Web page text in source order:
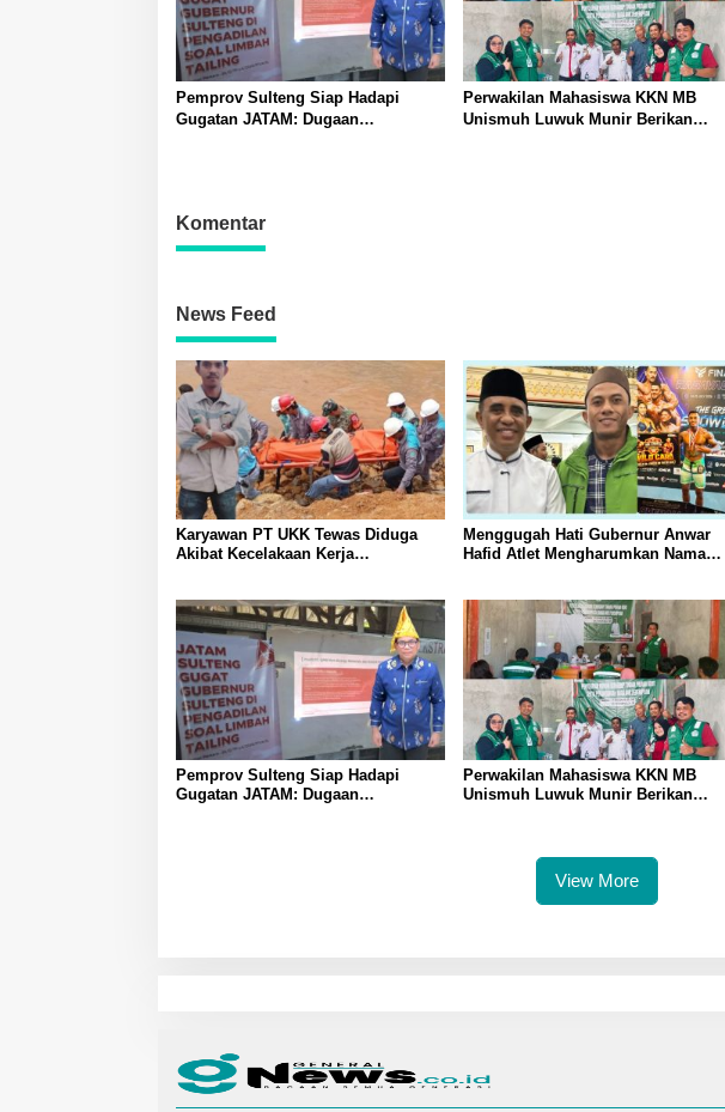
Pemprov Sulteng Siap Hadapi
Gugatan JATAM: Dugaan
Perwakilan Mahasiswa KKN MB
Unismuh Luwuk Munir Berikan
Komentar
News Feed
Karyawan PT UKK Tewas Diduga
Akibat Kecelakaan Kerja
Menggugah Hati Gubernur Anwar
Hafid Atlet Mengharumkan Nama
Fitra Atlet Binaraga Banggai
Pemprov Sulteng Siap Hadapi
Gugatan JATAM: Dugaan
Perwakilan Mahasiswa KKN MB
Unismuh Luwuk Munir Berikan
View More